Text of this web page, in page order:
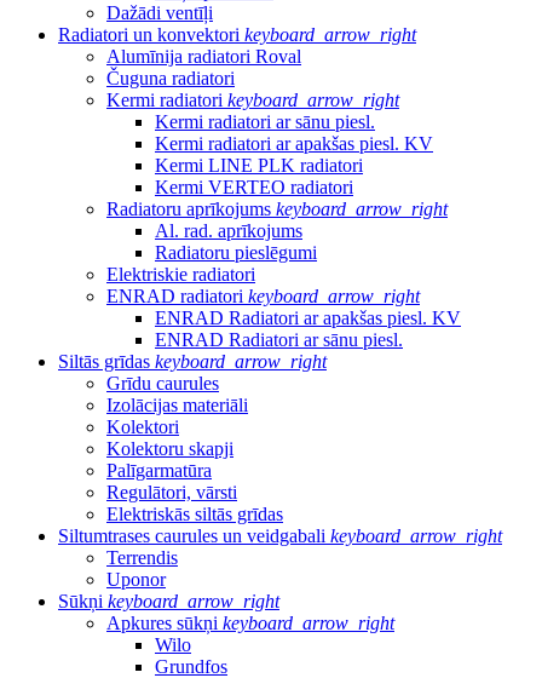
Dažādi ventīļi
Radiatori un konvektori keyboard_arrow_right
Alumīnija radiatori Roval
Čuguna radiatori
Kermi radiatori keyboard_arrow_right
Kermi radiatori ar sānu piesl.
Kermi radiatori ar apakšas piesl. KV
Kermi LINE PLK radiatori
Kermi VERTEO radiatori
Radiatoru aprīkojums keyboard_arrow_right
Al. rad. aprīkojums
Radiatoru pieslēgumi
Elektriskie radiatori
ENRAD radiatori keyboard_arrow_right
ENRAD Radiatori ar apakšas piesl. KV
ENRAD Radiatori ar sānu piesl.
Siltās grīdas keyboard_arrow_right
Grīdu caurules
Izolācijas materiāli
Kolektori
Kolektoru skapji
Palīgarmatūra
Regulātori, vārsti
Elektriskās siltās grīdas
Siltumtrases caurules un veidgabali keyboard_arrow_right
Terrendis
Uponor
Sūkņi keyboard_arrow_right
Apkures sūkņi keyboard_arrow_right
Wilo
Grundfos